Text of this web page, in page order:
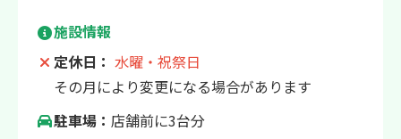
施設情報
定休日： 水曜・祝祭日
その月により変更になる場合があります
駐車場： 店舗前に3台分